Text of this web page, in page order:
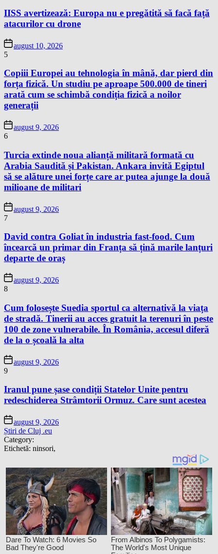
IISS avertizează: Europa nu e pregătită să facă față
atacurilor cu drone
august 10, 2026
5
Copiii Europei au tehnologia în mână, dar pierd din
forța fizică. Un studiu pe aproape 500.000 de tineri
arată cum se schimbă condiția fizică a noilor
generații
august 9, 2026
6
Turcia extinde noua alianță militară formată cu
Arabia Saudită și Pakistan. Ankara invită Egiptul
să se alăture unei forțe care ar putea ajunge la două
milioane de militari
august 9, 2026
7
David contra Goliat în industria fast-food. Cum
încearcă un primar din Franța să țină marile lanțuri
departe de oraș
august 9, 2026
8
Cum folosește Suedia sportul ca alternativă la viața
de stradă. Tinerii au acces gratuit la terenuri în peste
100 de zone vulnerabile. În România, accesul diferă
de la o școală la alta
august 9, 2026
9
Iranul pune șase condiții Statelor Unite pentru
redeschiderea Strâmtorii Ormuz. Care sunt acestea
august 9, 2026
Știri de Cluj .eu
Category:
Etichetă: ninsori,